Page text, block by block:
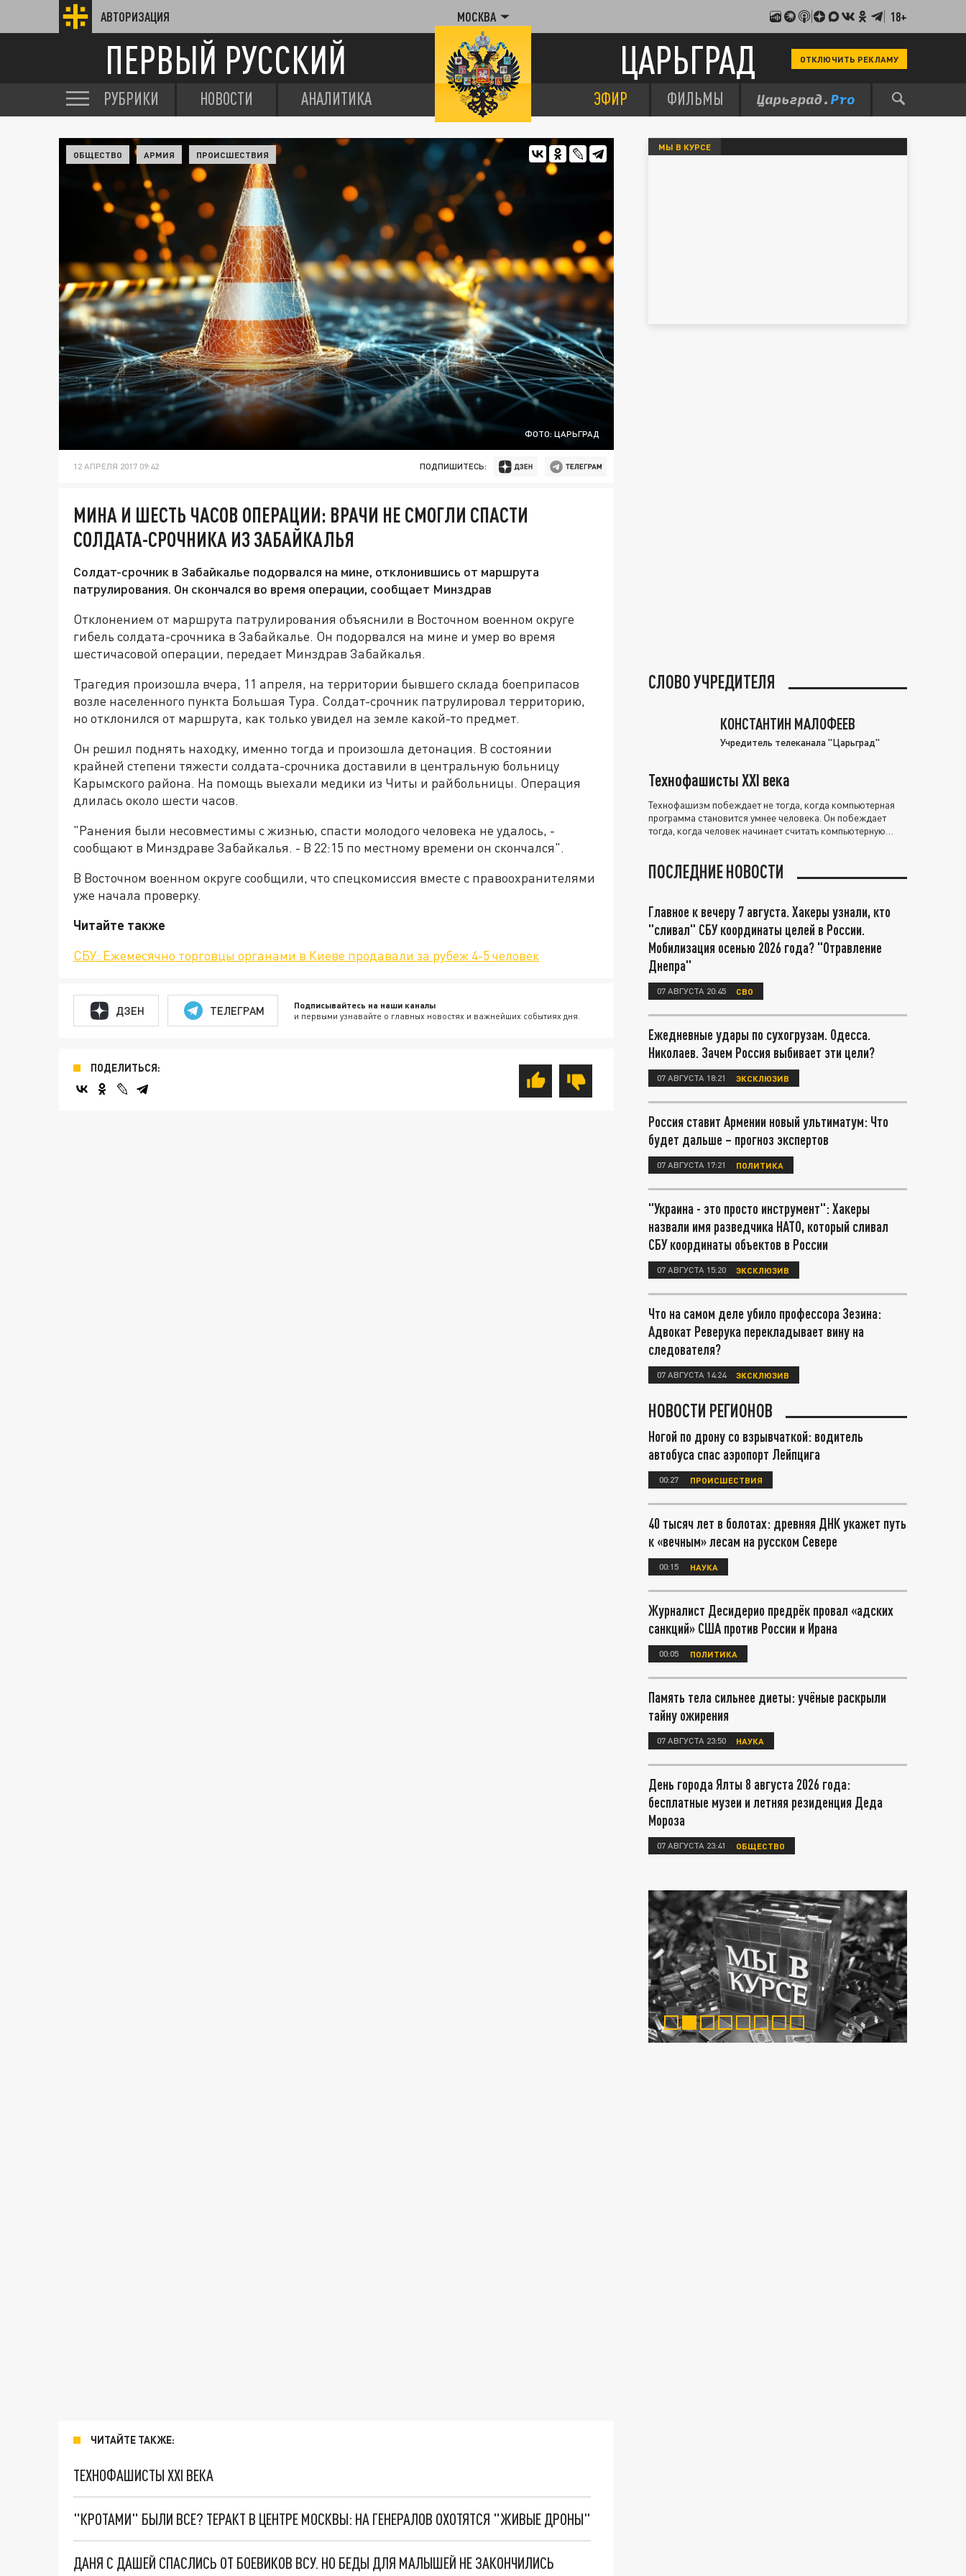
АВТОРИЗАЦИЯ МОСКВА 18+
ПЕРВЫЙ РУССКИЙ ЦАРЬГРАД ОТКЛЮЧИТЬ РЕКЛАМУ
РУБРИКИ НОВОСТИ АНАЛИТИКА ЭФИР ФИЛЬМЫ
ФОТО: ЦАРЬГРАД
ОБЩЕСТВО АРМИЯ ПРОИСШЕСТВИЯ
12 АПРЕЛЯ 2017 09:42 ПОДПИШИТЕСЬ:
МИНА И ШЕСТЬ ЧАСОВ ОПЕРАЦИИ: ВРАЧИ НЕ СМОГЛИ СПАСТИ
СОЛДАТА-СРОЧНИКА ИЗ ЗАБАЙКАЛЬЯ
Солдат-срочник в Забайкалье подорвался на мине, отклонившись от маршрута
патрулирования. Он скончался во время операции, сообщает Минздрав
Отклонением от маршрута патрулирования объяснили в Восточном военном округе
гибель солдата-срочника в Забайкалье. Он подорвался на мине и умер во время
шестичасовой операции, передает Минздрав Забайкалья.
Трагедия произошла вчера, 11 апреля, на территории бывшего склада боеприпасов
возле населенного пункта Большая Тура. Солдат-срочник патрулировал территорию,
но отклонился от маршрута, как только увидел на земле какой-то предмет.
Он решил поднять находку, именно тогда и произошла детонация. В состоянии
крайней степени тяжести солдата-срочника доставили в центральную больницу
Карымского района. На помощь выехали медики из Читы и райбольницы. Операция
длилась около шести часов.
"Ранения были несовместимы с жизнью, спасти молодого человека не удалось, -
сообщают в Минздраве Забайкалья. - В 22:15 по местному времени он скончался".
В Восточном военном округе сообщили, что спецкомиссия вместе с правоохранителями
уже начала проверку.
Читайте также
СБУ: Ежемесячно торговцы органами в Киеве продавали за рубеж 4-5 человек
ДЗЕН ТЕЛЕГРАМ Подписывайтесь на наши каналы
и первыми узнавайте о главных новостях и важнейших событиях дня.
ПОДЕЛИТЬСЯ:
ЧИТАЙТЕ ТАКЖЕ:
ТЕХНОФАШИСТЫ XXI ВЕКА
"КРОТАМИ" БЫЛИ ВСЕ? ТЕРАКТ В ЦЕНТРЕ МОСКВЫ: НА ГЕНЕРАЛОВ ОХОТЯТСЯ "ЖИВЫЕ ДРОНЫ"
ДАНЯ С ДАШЕЙ СПАСЛИСЬ ОТ БОЕВИКОВ ВСУ. НО БЕДЫ ДЛЯ МАЛЫШЕЙ НЕ ЗАКОНЧИЛИСЬ
МЫ В КУРСЕ
СЛОВО УЧРЕДИТЕЛЯ
КОНСТАНТИН МАЛОФЕЕВ
Учредитель телеканала "Царьград"
Технофашисты XXI века
Технофашизм побеждает не тогда, когда компьютерная
программа становится умнее человека. Он побеждает
тогда, когда человек начинает считать компьютерную
ПОСЛЕДНИЕ НОВОСТИ
Главное к вечеру 7 августа. Хакеры узнали, кто
"сливал" СБУ координаты целей в России.
Мобилизация осенью 2026 года? "Отравление
Днепра"
07 АВГУСТА 20:45 СВО
Ежедневные удары по сухогрузам. Одесса.
Николаев. Зачем Россия выбивает эти цели?
07 АВГУСТА 18:21 ЭКСКЛЮЗИВ
Россия ставит Армении новый ультиматум: Что
будет дальше – прогноз экспертов
07 АВГУСТА 17:21 ПОЛИТИКА
"Украина - это просто инструмент": Хакеры
назвали имя разведчика НАТО, который сливал
СБУ координаты объектов в России
07 АВГУСТА 15:20 ЭКСКЛЮЗИВ
Что на самом деле убило профессора Зезина:
Адвокат Реверука перекладывает вину на
следователя?
07 АВГУСТА 14:24 ЭКСКЛЮЗИВ
НОВОСТИ РЕГИОНОВ
Ногой по дрону со взрывчаткой: водитель
автобуса спас аэропорт Лейпцига
00:27 ПРОИСШЕСТВИЯ
40 тысяч лет в болотах: древняя ДНК укажет путь
к «вечным» лесам на русском Севере
00:15 НАУКА
Журналист Десидерио предрёк провал «адских
санкций» США против России и Ирана
00:05 ПОЛИТИКА
Память тела сильнее диеты: учёные раскрыли
тайну ожирения
07 АВГУСТА 23:50 НАУКА
День города Ялты 8 августа 2026 года:
бесплатные музеи и летняя резиденция Деда
Мороза
07 АВГУСТА 23:41 ОБЩЕСТВО